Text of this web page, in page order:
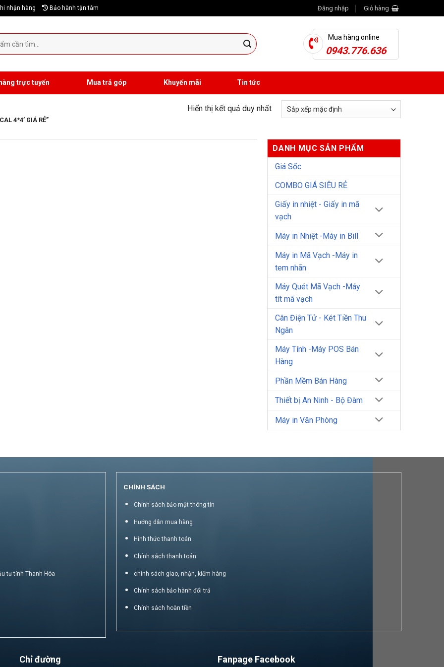
nhận hàng Bảo hành tận tâm Đăng nhập Giỏ hàng
Mua hàng online
0943.776.636
trực tuyến Mua trả góp Khuyến mãi Tin tức
4*4’ GIÁ RẺ”
Hiển thị kết quả duy nhất
DANH MỤC SẢN PHẨM
Giá Sốc
COMBO GIÁ SIÊU RẺ
Giấy in nhiệt - Giấy in mã
vạch
Máy in Nhiệt -Máy in Bill
Máy in Mã Vạch -Máy in
tem nhãn
Máy Quét Mã Vạch -Máy
tít mã vạch
Cân Điện Tử - Két Tiền Thu
Ngân
Máy Tính -Máy POS Bán
Hàng
Phần Mềm Bán Hàng
Thiết bị An Ninh - Bộ Đàm
Máy in Văn Phòng
tư tỉnh Thanh Hóa
CHÍNH SÁCH
Chính sách bảo mật thông tin
Hướng dẫn mua hàng
Hình thức thanh toán
Chính sách thanh toán
chính sách giao, nhận, kiểm hàng
Chính sách bảo hành đổi trả
Chính sách hoàn tiền
Chỉ đường Fanpage Facebook